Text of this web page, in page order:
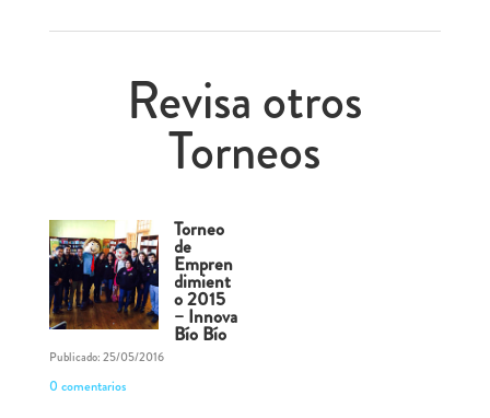
Revisa otros
Torneos
Torneo
de
Empren
dimient
o 2015
– Innova
Bío Bío
Publicado: 25/05/2016
0 comentarios